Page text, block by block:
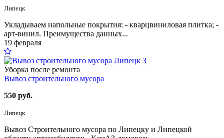
Липецк
Укладываем напольные покрытия: - кварцвиниловая плитка; -
арт-винил. Преимущества данных...
19 февраля
3
Уборка после ремонта
Вывоз строительного мусора
550 руб.
Липецк
Вывоз Строительного мусора по Липецку и Липецкой